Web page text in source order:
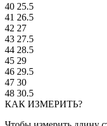
40 25.5
41 26.5
42 27
43 27.5
44 28.5
45 29
46 29.5
47 30
48 30.5
КАК ИЗМЕРИТЬ?